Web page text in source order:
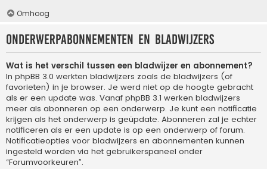
Omhoog
Onderwerpabonnementen en bladwijzers
Wat is het verschil tussen een bladwijzer en abonnement?
In phpBB 3.0 werkten bladwijzers zoals de bladwijzers (of
favorieten) in je browser. Je werd niet op de hoogte gebracht
als er een update was. Vanaf phpBB 3.1 werken bladwijzers
meer als abonneren op een onderwerp. Je kunt een notificatie
krijgen als het onderwerp is geüpdate. Abonneren zal je echter
notificeren als er een update is op een onderwerp of forum.
Notificatieopties voor bladwijzers en abonnementen kunnen
ingesteld worden via het gebruikerspaneel onder
“Forumvoorkeuren”.